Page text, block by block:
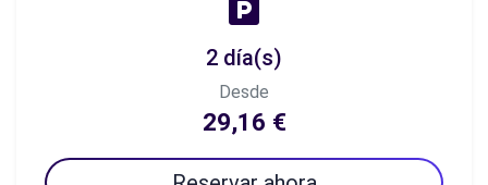
2 día(s)
Desde
29,16 €